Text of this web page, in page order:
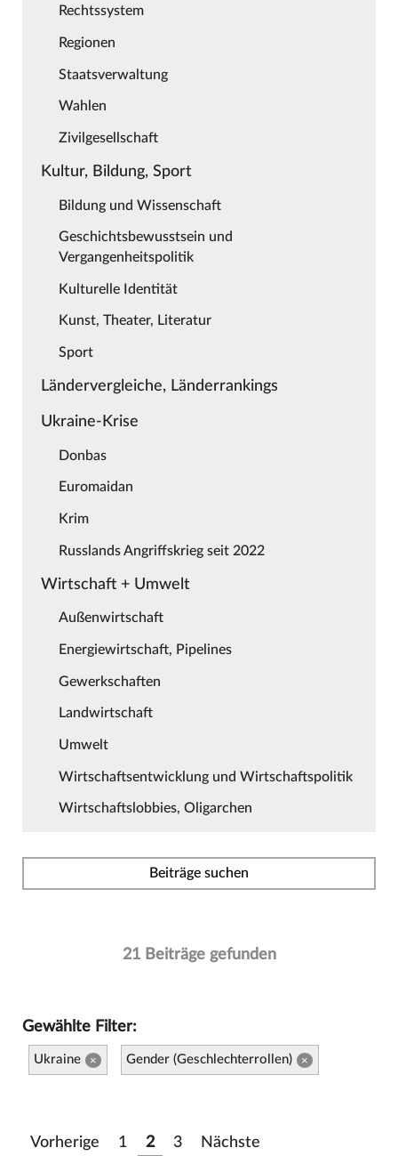
Rechtssystem
Regionen
Staatsverwaltung
Wahlen
Zivilgesellschaft
Kultur, Bildung, Sport
Bildung und Wissenschaft
Geschichtsbewusstsein und
Vergangenheitspolitik
Kulturelle Identität
Kunst, Theater, Literatur
Sport
Ländervergleiche, Länderrankings
Ukraine-Krise
Donbas
Euromaidan
Krim
Russlands Angriffskrieg seit 2022
Wirtschaft + Umwelt
Außenwirtschaft
Energiewirtschaft, Pipelines
Gewerkschaften
Landwirtschaft
Umwelt
Wirtschaftsentwicklung und Wirtschaftspolitik
Wirtschaftslobbies, Oligarchen
Beiträge suchen
21 Beiträge gefunden
Gewählte Filter:
Ukraine × Gender (Geschlechterrollen) ×
Vorherige 1 2 3 Nächste